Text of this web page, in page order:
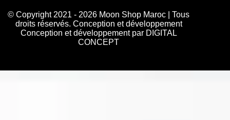
© Copyright 2021 - 2026 Moon Shop Maroc | Tous
droits réservés. Conception et développement
Conception et développement par DIGITAL
CONCEPT